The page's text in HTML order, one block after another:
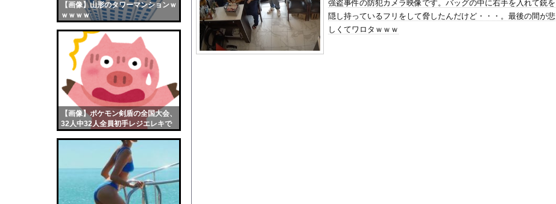
【画像】山形のタワーマンションｗ
ｗｗｗｗ
【画像】ポケモン剣盾の全国大会、
32人中32人全員初手レジエレキで
ウクライナ侵攻以降、ロシア軍兵士のHIV感染が2000％急増…ウクライナメディア！
【配信者】「金バエ」のSNS更新が1週間途絶え、様々な憶測が飛び交う。1週間ぶりの投...
【画像】女の子「危機管理フォーーーーム！！！」
強盗事件の防犯カメラ映像です。バッグの中に右手を入れて銃を
隠し持っているフリをして脅したんだけど・・・。最後の間が悲
しくてワロタｗｗｗ